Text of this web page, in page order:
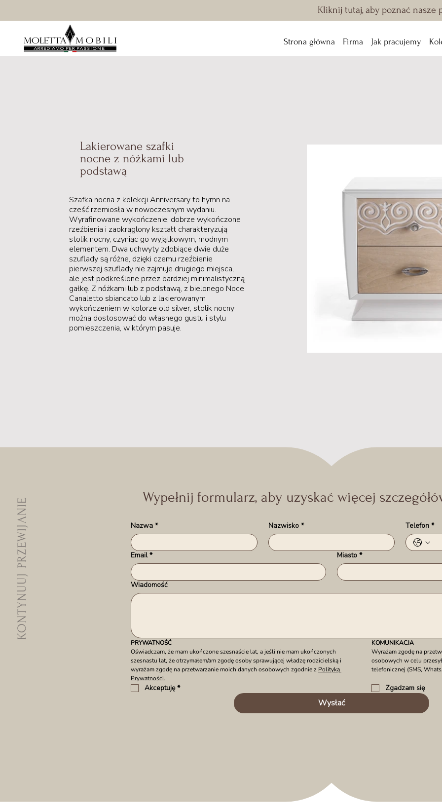
Kliknij tutaj, aby poznać nasze
Strona główna Firma Jak pracujemy
Lakierowane szafki
nocne z nóżkami lub
podstawą
Szafka nocna z kolekcji Anniversary to hymn na
cześć rzemiosła w nowoczesnym wydaniu.
Wyrafinowane wykończenie, dobrze wykończone
rzeźbienia i zaokrąglony kształt charakteryzują
stolik nocny, czyniąc go wyjątkowym, modnym
elementem. Dwa uchwyty zdobiące dwie duże
szuflady są różne, dzięki czemu rzeźbienie
pierwszej szuflady nie zajmuje drugiego miejsca,
ale jest podkreślone przez bardziej minimalistyczną
gałkę. Z nóżkami lub z podstawą, z bielonego Noce
Canaletto sbiancato lub z lakierowanym
wykończeniem w kolorze old silver, stolik nocny
można dostosować do własnego gustu i stylu
pomieszczenia, w którym pasuje.
KONTYNUUJ PRZEWIJANIE Wypełnij formularz, aby uzyskać więcej
Nazwa * Nazwisko * Telefon *
Email * Miasto *
Wiadomość
PRYWATNOŚĆ
Oświadczam, że mam ukończone szesnaście lat, a jeśli nie mam ukończonych
szesnastu lat, że otrzymałem/am zgodę osoby sprawującej władzę rodzicielską i
wyrażam zgodę na przetwarzanie moich danych osobowych zgodnie z Polityką
Prywatności.
KOMUNIKACJA
Wyrażam zgodę na
osobowych w celu
telefonicznej (SMS,
Akceptuję * Zgadzam się
Wysłać